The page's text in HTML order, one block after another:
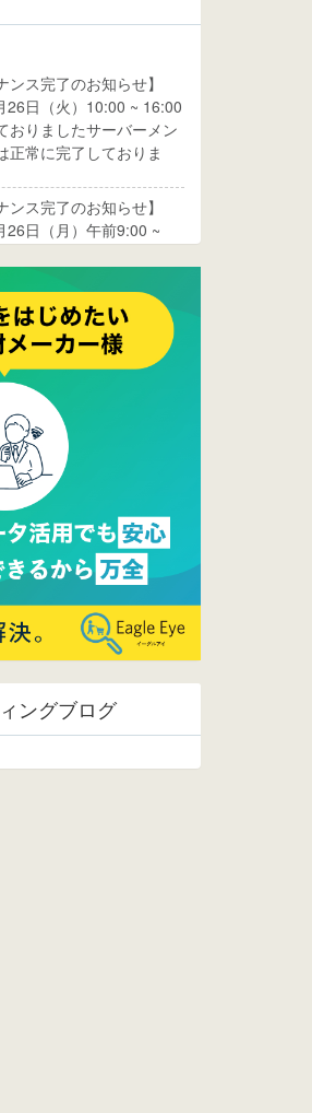
ンス完了のお知らせ】
26日（火）10:00 ~ 16:00
おりましたサーバーメン
正常に完了しておりま
ンス完了のお知らせ】
26日（月）午前9:00 ~
ブログ掲載が始まりまし
覧ください。
サイト機能を大幅バージ
。詳細はこちら。⇒
機能拡充し、サイトリニ
ました。⇒
ージを開設しました。
ら。
イトリリースしました。
ングブログ